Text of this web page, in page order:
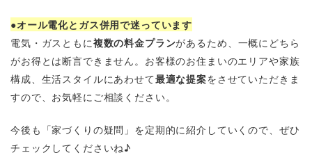
●オール電化とガス併用で迷っています
電気・ガスともに複数の料金プランがあるため、一概にどちら
がお得とは断言できません。お客様のお住まいのエリアや家族
構成、生活スタイルにあわせて最適な提案をさせていただきま
すので、お気軽にご相談ください。
今後も「家づくりの疑問」を定期的に紹介していくので、ぜひ
チェックしてくださいね♪